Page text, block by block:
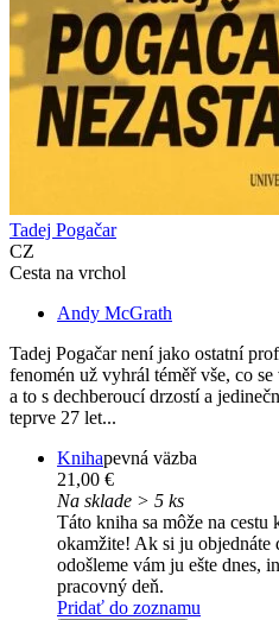
Tadej Pogačar
CZ
Cesta na vrchol
Andy McGrath
Tadej Pogačar není jako ostatní
fenomén už vyhrál téměř vše, co
a to s dechberoucí drzostí a
teprve 27 let...
Knihapevná väzba
21,00 €
Na sklade > 5 ks
Táto kniha sa môže na
okamžite! Ak si ju objednáte
odošleme vám ju ešte dnes,
pracovný deň.
Pridať do zoznamu